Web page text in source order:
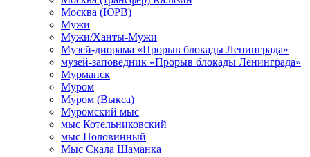
Москва (ЮРВ)
Мужи
Мужи/Ханты-Мужи
Музей-диорама «Прорыв блокады Ленинграда»
музей-заповедник «Прорыв блокады Ленинграда»
Мурманск
Муром
Муром (Выкса)
Муромский мыс
мыс Котельниковский
мыс Половинный
Мыс Скала Шаманка